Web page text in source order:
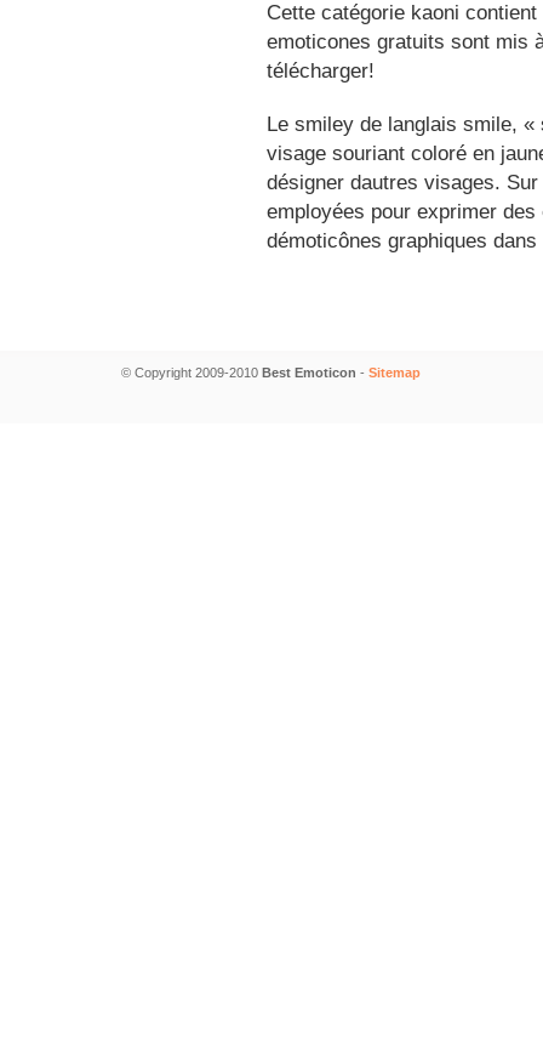
Cette catégorie kaoni
emoticones gratuits sont mis
télécharger!
Le smiley de langlais smile,
visage souriant coloré en
désigner dautres visages.
employées pour exprimer
démoticônes graphiques
© Copyright 2009-2010 Best Emoticon - Sitemap